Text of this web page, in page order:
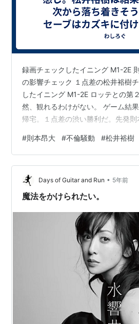
録画チェックしたイニング M1-2E
の影響チェック １点差の松井裕樹
したイニング M1-2E ロッテとの第
然、観れるわけがない。 ゲーム結
帰宅。１点差の渋い勝利だ。先発則
クローザー松井裕樹が出たようだ。
いチームの勝ち方である。帰宅し
チェックしたのは 則本の立ち上が
制のシーン（６回表） 先制したあ
（６回裏） 則本の失点シーン（７
#則本昂大 #不倫騒動 #松井裕樹
Days of Guitar and Run • 5年前
魔法をかけられたい。